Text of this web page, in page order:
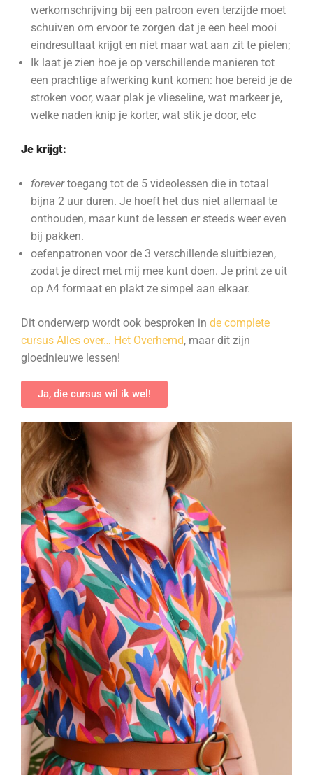
werkomschrijving bij een patroon even terzijde moet
schuiven om ervoor te zorgen dat je een heel mooi
eindresultaat krijgt en niet maar wat aan zit te pielen;
Ik laat je zien hoe je op verschillende manieren tot
een prachtige afwerking kunt komen: hoe bereid je de
stroken voor, waar plak je vlieseline, wat markeer je,
welke naden knip je korter, wat stik je door, etc
Je krijgt:
forevertoegang tot de 5 videolessen die in totaal
bijna 2 uur duren. Je hoeft het dus niet allemaal te
onthouden, maar kunt de lessen er steeds weer even
bij pakken.
oefenpatronen voor de 3 verschillende sluitbiezen,
zodat je direct met mij mee kunt doen. Je print ze uit
op A4 formaat en plakt ze simpel aan elkaar.
Dit onderwerp wordt ook besproken in de complete
cursus Alles over… Het Overhemd, maar dit zijn
gloednieuwe lessen!
Ja, die cursus wil ik wel!